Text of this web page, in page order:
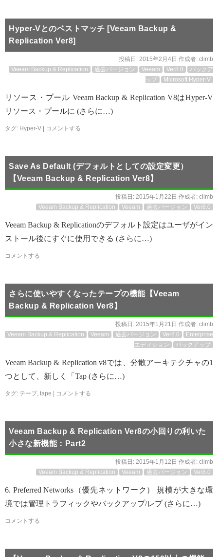
Hyper-Vとのベストマッチ [Veeam Backup &
Replication Ver8]
投稿日: 2015年2月4日 作成者: climb
Veeam Backup & Replication
過去バージョン Veeam Ver8.0
バックア
ップ
Microsoft Hyper-V
リソース・プール Veeam Backup & Replication V8はHyper-V
リソース・プールに (さらに…)
タグ: Hyper-V コメントする
Save As Default (デフォルトとしての設定変更）
【Veeam Backup & Replication Ver8】
投稿日: 2015年1月22日 作成者: climb
Veeam Backup & Replication
Veeam 過去バージョン Ver8.0
Veeam Backup & Replicationのデフォルト設定はユーザがイン
ストール後にすぐに使用できる (さらに…)
コメントする
さらに使いやすくなったテープの機能【Veeam
Backup & Replication Ver8】
投稿日: 2015年1月21日 作成者: climb
Veeam Backup & Replication
Veeam 過去バージョン Ver8.0
Enterprise
エディション
バックアップ
Veeam Backup & Replication v8では、分散アーキテクチャの1
つとして、新しく「Tap (さらに…)
タグ: テープ, tape コメントする
Veeam Backup & Replication Ver8の小回りの利いた
小さな新機能：Part2
投稿日: 2015年1月12日 作成者: climb
Veeam Backup & Replication
Veeam 過去バージョン Ver8.0
6. Preferred Networks（優先ネットワーク） 規模が大きな環
境では管理トラフィックやバックアップ/レプ (さらに…)
コメントする